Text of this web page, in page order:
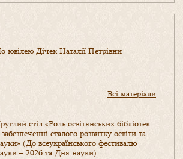
ювілею Дічек Наталії Петрівни
Всі матеріали
стіл «Роль освітянських бібліотек
сталого розвитку освіти та
(До всеукраїнського фестивалю
– 2026 та Дня науки)